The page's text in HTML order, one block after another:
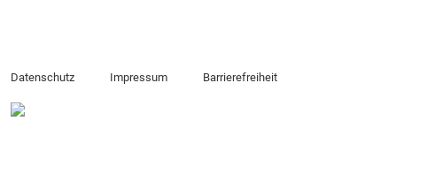
Datenschutz Impressum Barrierefreiheit